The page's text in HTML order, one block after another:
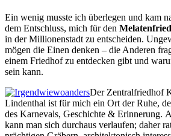
Ein wenig musste ich überlegen und kam
dem Entschluss, mich für den
in der Millionenstadt zu entscheiden.
mögen die Einen denken – die Anderen
einem Friedhof zu entdecken gibt und
sein kann.
Der Zentralfriedhof
Lindenthal ist für mich ein Ort der Ruhe,
des Karnevals, Geschichte & Erinnerung.
kann man sich durchaus verlaufen; daher